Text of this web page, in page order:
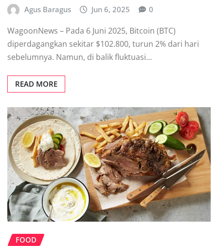
Agus Baragus Jun 6, 2025 0
WagoonNews – Pada 6 Juni 2025, Bitcoin (BTC)
diperdagangkan sekitar $102.800, turun 2% dari hari
sebelumnya. Namun, di balik fluktuasi…
READ MORE
FOOD